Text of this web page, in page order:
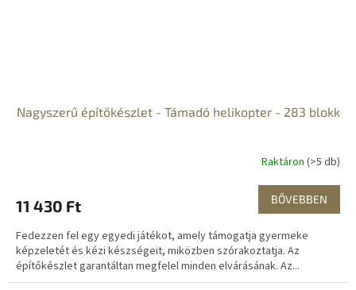
Nagyszerű építőkészlet - Támadó helikopter - 283 blokk
Raktáron (>5 db)
11 430 Ft BŐVEBBEN
Fedezzen fel egy egyedi játékot, amely támogatja gyermeke
képzeletét és kézi készségeit, miközben szórakoztatja. Az
építőkészlet garantáltan megfelel minden elvárásának. Az...